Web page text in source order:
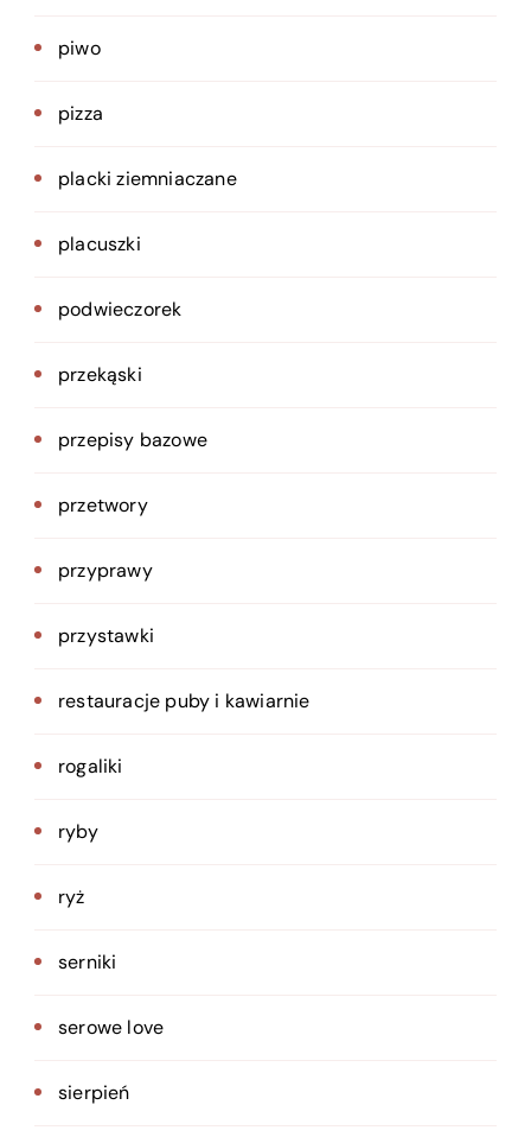
piwo
pizza
placki ziemniaczane
placuszki
podwieczorek
przekąski
przepisy bazowe
przetwory
przyprawy
przystawki
restauracje puby i kawiarnie
rogaliki
ryby
ryż
serniki
serowe love
sierpień